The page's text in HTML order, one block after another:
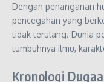
Dengan penanganan
pencegahan yang
tidak terulang. Dunia
tumbuhnya ilmu,
Kronologi